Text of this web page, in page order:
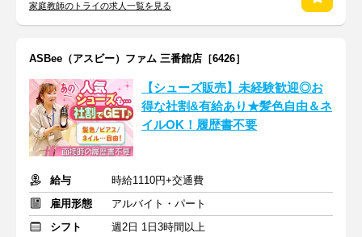
家庭教師のトライの求人一覧を見る
ASBee（アスビー）ファム 三番館店［6426］
【シューズ販売】未経験歓迎◎お
得な社割&有給あり★髪色自由＆ネ
イルOK！履歴書不要
給与
時給1110円+交通費
雇用形態
アルバイト・パート
シフト
週2日 1日3時間以上